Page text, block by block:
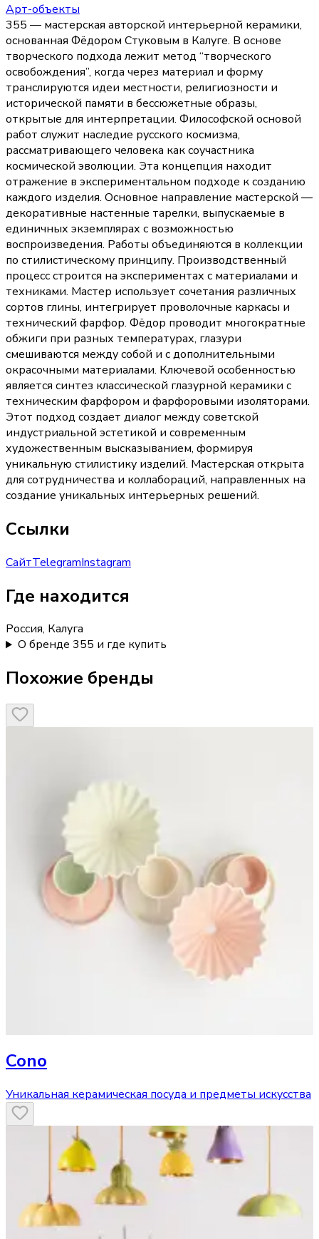
Арт-объекты
355 — мастерская авторской интерьерной керамики,
основанная Фёдором Стуковым в Калуге. В основе
творческого подхода лежит метод “творческого
освобождения”, когда через материал и форму
транслируются идеи местности, религиозности и
исторической памяти в бессюжетные образы,
открытые для интерпретации. Философской основой
работ служит наследие русского космизма,
рассматривающего человека как соучастника
космической эволюции. Эта концепция находит
отражение в экспериментальном подходе к созданию
каждого изделия. Основное направление мастерской —
декоративные настенные тарелки, выпускаемые в
единичных экземплярах с возможностью
воспроизведения. Работы объединяются в коллекции
по стилистическому принципу. Производственный
процесс строится на экспериментах с материалами и
техниками. Мастер использует сочетания различных
сортов глины, интегрирует проволочные каркасы и
технический фарфор. Фёдор проводит многократные
обжиги при разных температурах, глазури
смешиваются между собой и с дополнительными
окрасочными материалами. Ключевой особенностью
является синтез классической глазурной керамики с
техническим фарфором и фарфоровыми изоляторами.
Этот подход создает диалог между советской
индустриальной эстетикой и современным
художественным высказыванием, формируя
уникальную стилистику изделий. Мастерская открыта
для сотрудничества и коллабораций, направленных на
создание уникальных интерьерных решений.
Ссылки
СайтTelegramInstagram
Где находится
Россия, Калуга
О бренде 355 и где купить
Похожие бренды
Cono
Уникальная керамическая посуда и предметы искусства